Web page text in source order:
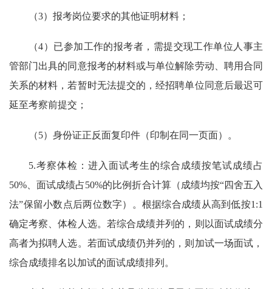
（3）报考岗位要求的其他证明材料；
（4）已参加工作的报考者，需提交现工作单位人事主
管部门出具的同意报考的材料或与单位解除劳动、聘用合同
关系的材料，若暂时无法提交的，经招聘单位同意后最迟可
延至考察前提交；
（5）身份证正反面复印件（印制在同一页面）。
5.考察体检：进入面试考生的综合成绩按笔试成绩占
50%、面试成绩占50%的比例折合计算（成绩均按“四舍五入
法”保留小数点后两位数字）。根据综合成绩从高到低按1:1
确定考察、体检人选。若综合成绩并列的，则以面试成绩分
高者为拟聘人选。若面试成绩仍并列的，则加试一场面试，
综合成绩排名以加试的面试成绩排列。